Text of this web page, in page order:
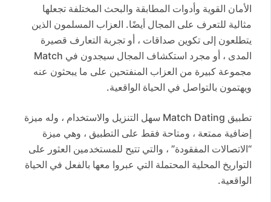
الأمان القوية وأدوات المطابقة والبحث المختلفة تجعلها
مثالية للتعرف على المجال أيضًا. العزاب المسلمون الذين
يتطلعون إلى تكوين صداقات ، أو تجربة التعارف قصيرة
المدى ، أو مجرد استكشاف المجال سيجدون في Match
مجموعة كبيرة من العزاب المنفتحين على ما يبحثون عنه
ويهتمون بالتواصل في الحياة الواقعية.
تطبيق Match Dating سهل التنزيل والاستخدام ، وله ميزة
إضافية ممتعة ، ومتاحة فقط على التطبيق ، وهي ميزة
“الاتصالات المفقودة” ، والتي تتيح للمستخدمين العثور على
التواريخ المحلية المحتملة التي عبروا معها بالفعل في الحياة
الواقعية.